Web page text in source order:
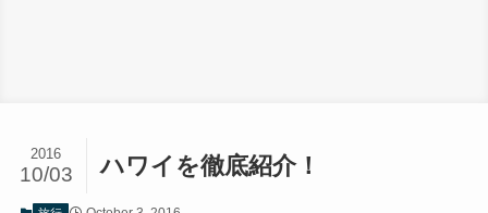
ハワイを徹底紹介！
2016
10/03